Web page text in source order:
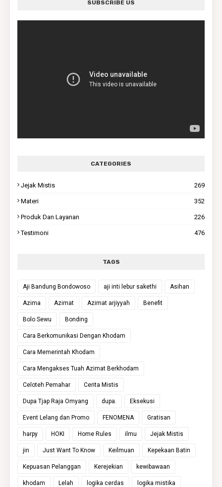
SUBSCRIBE US
CATEGORIES
Jejak Mistis 269
Materi 352
Produk Dan Layanan 226
Testimoni 476
TAGS
Aji Bandung Bondowoso aji inti lebur sakethi Asihan
Azima Azimat Azimat arjiyyah Benefit
Bolo Sewu Bonding
Cara Berkomunikasi Dengan Khodam
Cara Memerintah Khodam
Cara Mengakses Tuah Azimat Berkhodam
Celoteh Pemahar Cerita Mistis
Dupa Tjap Raja Omyang dupa. Eksekusi
Event Lelang dan Promo FENOMENA Gratisan
harpy HOKI Home Rules ilmu Jejak Mistis
jin Just Want To Know Keilmuan Kepekaan Batin
Kepuasan Pelanggan Kerejekian kewibawaan
khodam Lelah logika cerdas logika mistika